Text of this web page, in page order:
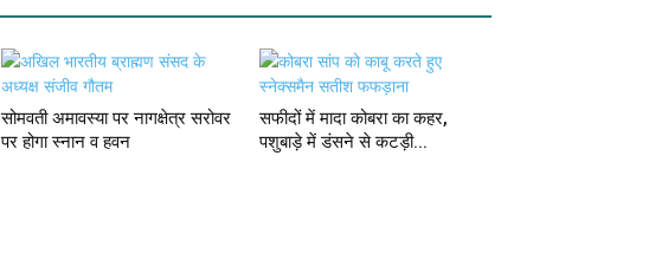
सोमवती अमावस्या पर नागक्षेत्र सरोवर
पर होगा स्नान व हवन
सफीदों में मादा कोबरा का कहर,
पशुबाड़े में डंसने से कटड़ी...